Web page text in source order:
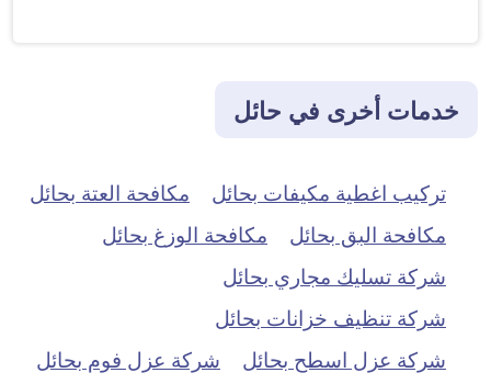
خدمات أخرى في حائل
تركيب اغطية مكيفات بحائل
مكافحة العتة بحائل
مكافحة البق بحائل
مكافحة الوزغ بحائل
شركة تسليك مجاري بحائل
شركة تنظيف خزانات بحائل
شركة عزل اسطح بحائل
شركة عزل فوم بحائل